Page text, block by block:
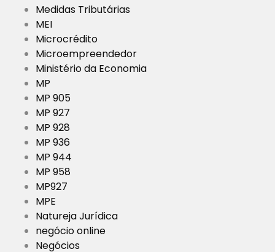
Medidas Tributárias
MEI
Microcrédito
Microempreendedor
Ministério da Economia
MP
MP 905
MP 927
MP 928
MP 936
MP 944
MP 958
MP927
MPE
Natureja Jurídica
negócio online
Negócios